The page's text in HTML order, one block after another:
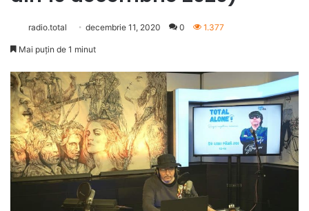
radio.total decembrie 11, 2020 0 1.377
Mai puțin de 1 minut